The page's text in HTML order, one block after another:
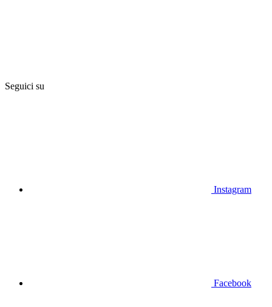
Seguici su
Instagram
Facebook